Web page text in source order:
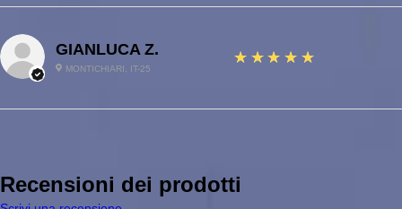
GIANLUCA Z.
MONTICHIARI, IT-25
5
★★★★★
Recensioni dei prodotti